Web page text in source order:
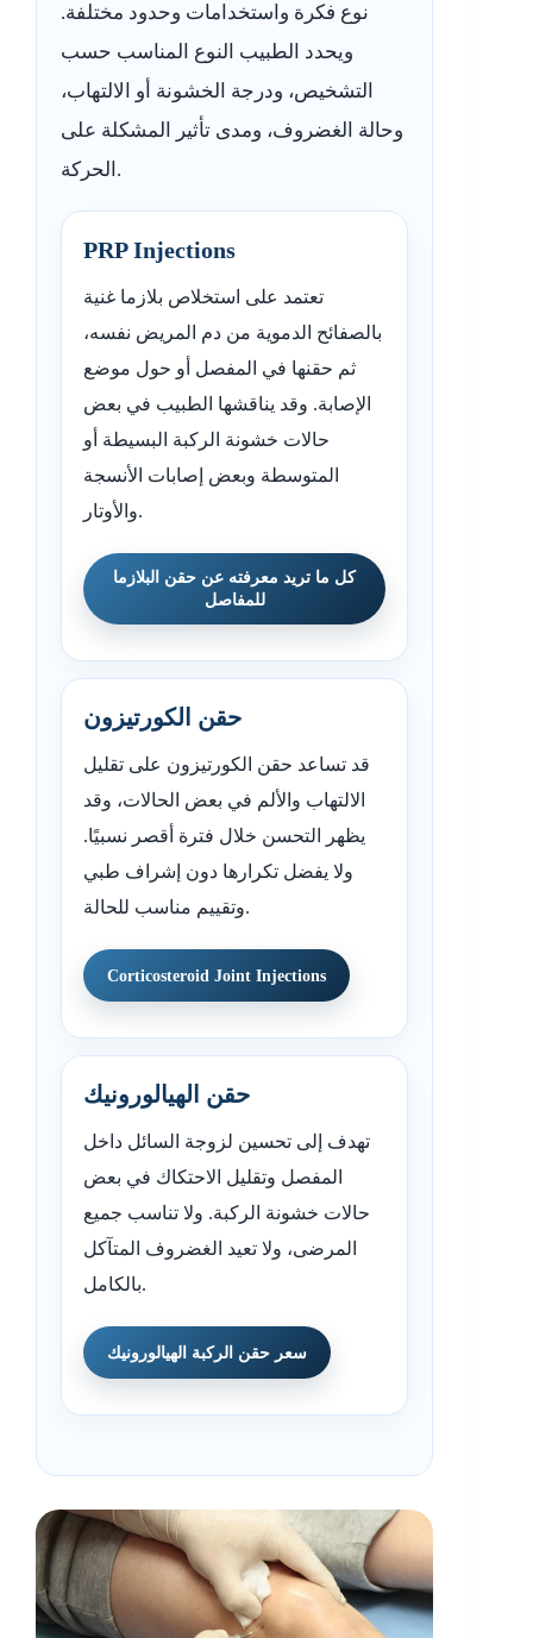
نوع فكرة واستخدامات وحدود مختلفة.
ويحدد الطبيب النوع المناسب حسب
التشخيص، ودرجة الخشونة أو الالتهاب،
وحالة الغضروف، ومدى تأثير المشكلة على
الحركة.
PRP Injections
تعتمد على استخلاص بلازما غنية
بالصفائح الدموية من دم المريض نفسه،
ثم حقنها في المفصل أو حول موضع
الإصابة. وقد يناقشها الطبيب في بعض
حالات خشونة الركبة البسيطة أو
المتوسطة وبعض إصابات الأنسجة
والأوتار.
كل ما تريد معرفته عن حقن البلازما
للمفاصل
حقن الكورتيزون
قد تساعد حقن الكورتيزون على تقليل
الالتهاب والألم في بعض الحالات، وقد
يظهر التحسن خلال فترة أقصر نسبيًا.
ولا يفضل تكرارها دون إشراف طبي
وتقييم مناسب للحالة.
Corticosteroid Joint Injections
حقن الهيالورونيك
تهدف إلى تحسين لزوجة السائل داخل
المفصل وتقليل الاحتكاك في بعض
حالات خشونة الركبة. ولا تناسب جميع
المرضى، ولا تعيد الغضروف المتآكل
بالكامل.
سعر حقن الركبة الهيالورونيك